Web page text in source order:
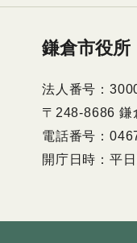
鎌倉市役所
法人番号：
〒248-8686 鎌
電話番号：
開庁日時：平